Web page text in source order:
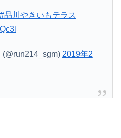
#品川やきいもテラス
2019年2